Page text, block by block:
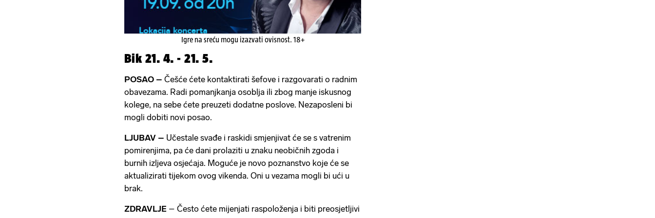
Igre na sreću mogu izazvati ovisnost. 18+
Bik 21. 4. - 21. 5.
POSAO – Češće ćete kontaktirati šefove i razgovarati o radnim
obavezama. Radi pomanjkanja osoblja ili zbog manje iskusnog
kolege, na sebe ćete preuzeti dodatne poslove. Nezaposleni bi
mogli dobiti novi posao.
LJUBAV – Učestale svađe i raskidi smjenjivat će se s vatrenim
pomirenjima, pa će dani prolaziti u znaku neobičnih zgoda i
burnih izljeva osjećaja. Moguće je novo poznanstvo koje će se
aktualizirati tijekom ovog vikenda. Oni u vezama mogli bi ući u
brak.
ZDRAVLJE – Često ćete mijenjati raspoloženja i biti preosjetljivi